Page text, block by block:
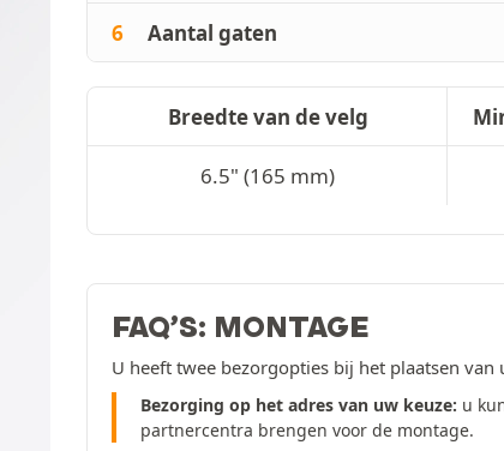
6 Aantal gaten
Breedte van de velg
6.5" (165 mm)
FAQ’S: MONTAGE
U heeft twee bezorgopties bij het plaatsen van
Bezorging op het adres van uw keuze: u
partnercentra brengen voor de montage.